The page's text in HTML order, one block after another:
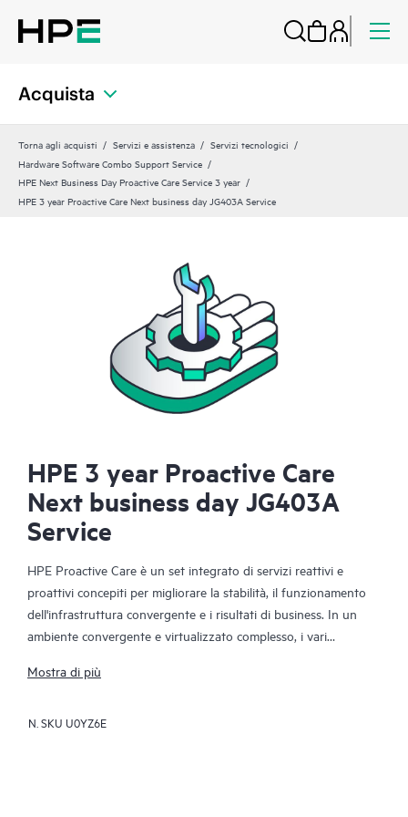
Acquista
Torna agli acquisti Servizi e assistenza
Servizi tecnologici
Hardware Software Combo Support Service
HPE Next Business Day Proactive Care Service 3 year
HPE 3 year Proactive Care Next business day JG403A Service
HPE 3 year Proactive Care
Next business day JG403A
Service
HPE Proactive Care è un set integrato di servizi reattivi e
proattivi concepiti per migliorare la stabilità, il funzionamento
dell'infrastruttura convergente e i risultati di business. In un
ambiente convergente e virtualizzato complesso, i vari
Proactive Care è stato appositamente studiato per supportare i
di supporto che include server, sistemi operativi, hypervisor,
Mostra di più
N. SKU U0YZ6E